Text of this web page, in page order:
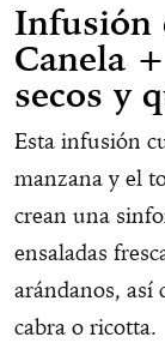
Infusión
Canela
secos y
Esta infusión
manzana y el
crean una
ensaladas
arándanos, así
cabra o ricotta.